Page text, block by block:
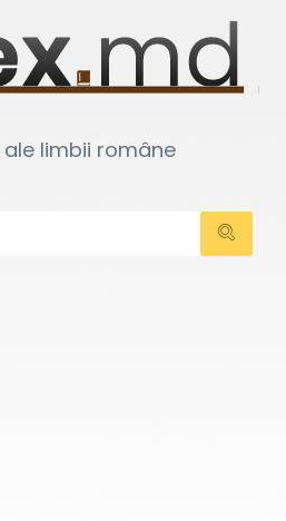
limbii române